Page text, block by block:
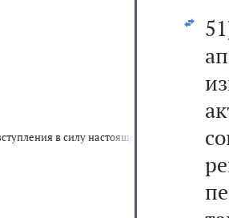
в силу настоящего Федерального